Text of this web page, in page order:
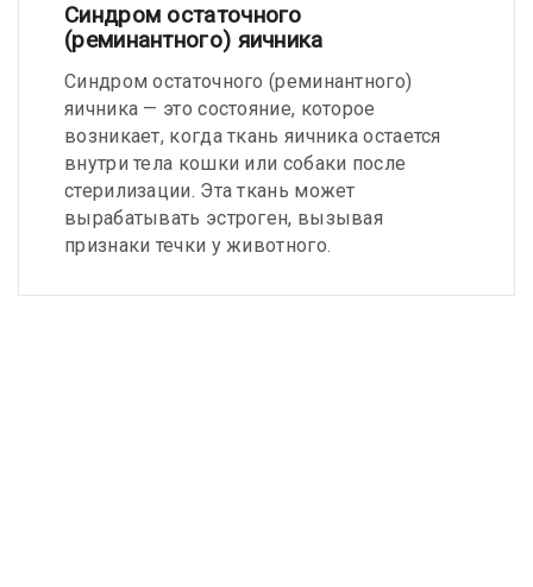
Синдром остаточного
(реминантного) яичника
Синдром остаточного (реминантного)
яичника — это состояние, которое
возникает, когда ткань яичника остается
внутри тела кошки или собаки после
стерилизации. Эта ткань может
вырабатывать эстроген, вызывая
признаки течки у животного.